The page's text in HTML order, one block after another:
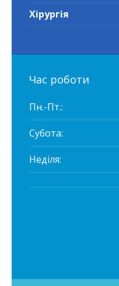
Хірургія
Час роботи
Пн.-Пт.:
Субота:
Неділя: